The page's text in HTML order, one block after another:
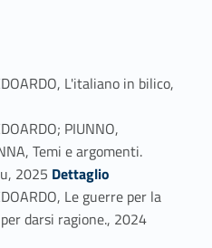
L'italiano in bilico,
PIUNNO,
Temi e argomenti.
2025 Link identifier #identifier_person_19195-145
Dettaglio
Le guerre per la
darsi ragione., 2024